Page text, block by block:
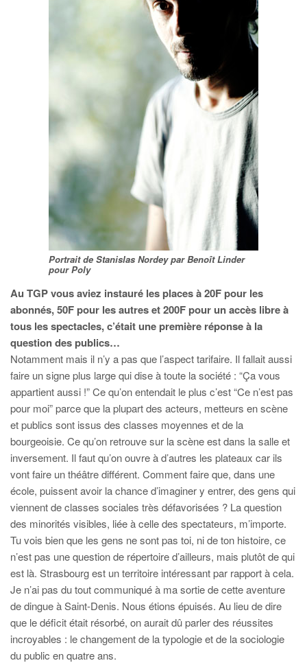
Portrait de Stanislas Nordey par Benoît Linder
pour Poly
Au TGP vous aviez instauré les places à 20F pour les
abonnés, 50F pour les autres et 200F pour un accès libre à
tous les spectacles, c’était une première réponse à la
question des publics…
Notamment mais il n’y a pas que l’aspect tarifaire. Il fallait aussi
faire un signe plus large qui dise à toute la société : “Ça vous
appartient aussi !” Ce qu’on entendait le plus c’est “Ce n’est pas
pour moi” parce que la plupart des acteurs, metteurs en scène
et publics sont issus des classes moyennes et de la
bourgeoisie. Ce qu’on retrouve sur la scène est dans la salle et
inversement. Il faut qu’on ouvre à d’autres les plateaux car ils
vont faire un théâtre différent. Comment faire que, dans une
école, puissent avoir la chance d’imaginer y entrer, des gens qui
viennent de classes sociales très défavorisées ? La question
des minorités visibles, liée à celle des spectateurs, m’importe.
Tu vois bien que les gens ne sont pas toi, ni de ton histoire, ce
n’est pas une question de répertoire d’ailleurs, mais plutôt de qui
est là. Strasbourg est un territoire intéressant par rapport à cela.
Je n’ai pas du tout communiqué à ma sortie de cette aventure
de dingue à Saint-Denis. Nous étions épuisés. Au lieu de dire
que le déficit était résorbé, on aurait dû parler des réussites
incroyables : le changement de la typologie et de la sociologie
du public en quatre ans.